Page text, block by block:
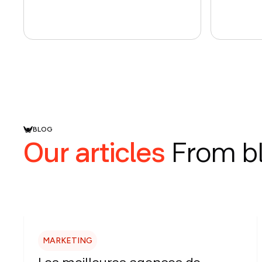
BLOG
Our articles From
MARKETING